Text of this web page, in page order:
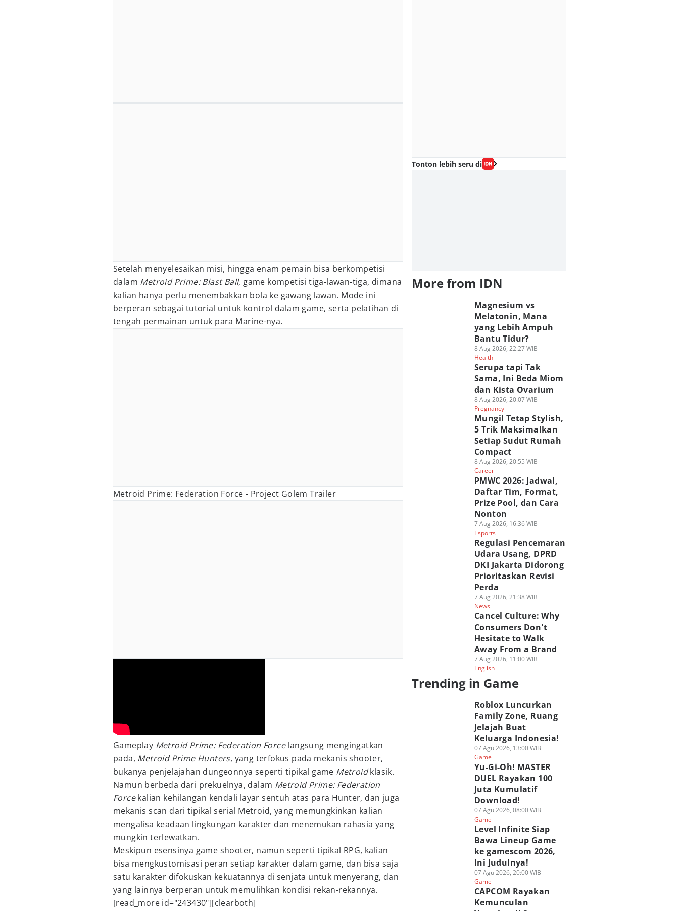
Setelah menyelesaikan misi, hingga enam pemain bisa berkompetisi
dalam Metroid Prime: Blast Ball, game kompetisi tiga-lawan-tiga, dimana
kalian hanya perlu menembakkan bola ke gawang lawan. Mode ini
berperan sebagai tutorial untuk kontrol dalam game, serta pelatihan di
tengah permainan untuk para Marine-nya.
Metroid Prime: Federation Force - Project Golem Trailer
Gameplay Metroid Prime: Federation Forcelangsung mengingatkan
pada, Metroid Prime Hunters, yang terfokus pada mekanis shooter,
bukanya penjelajahan dungeonnya seperti tipikal game Metroidklasik.
Namun berbeda dari prekuelnya, dalam Metroid Prime: Federation
Forcekalian kehilangan kendali layar sentuh atas para Hunter, dan juga
mekanis scan dari tipikal serial Metroid, yang memungkinkan kalian
mengalisa keadaan lingkungan karakter dan menemukan rahasia yang
mungkin terlewatkan.
Meskipun esensinya game shooter, namun seperti tipikal RPG, kalian
bisa mengkustomisasi peran setiap karakter dalam game, dan bisa saja
satu karakter difokuskan kekuatannya di senjata untuk menyerang, dan
yang lainnya berperan untuk memulihkan kondisi rekan-rekannya.
[read_more id="243430"][clearboth]
Tonton lebih seru di
More from IDN
Magnesium vs
Melatonin, Mana
yang Lebih Ampuh
Bantu Tidur?
8 Aug 2026, 22:27 WIB
Health
Serupa tapi Tak
Sama, Ini Beda Miom
dan Kista Ovarium
8 Aug 2026, 20:07 WIB
Pregnancy
Mungil Tetap Stylish,
5 Trik Maksimalkan
Setiap Sudut Rumah
Compact
8 Aug 2026, 20:55 WIB
Career
PMWC 2026: Jadwal,
Daftar Tim, Format,
Prize Pool, dan Cara
Nonton
7 Aug 2026, 16:36 WIB
Esports
Regulasi Pencemaran
Udara Usang, DPRD
DKI Jakarta Didorong
Prioritaskan Revisi
Perda
7 Aug 2026, 21:38 WIB
News
Cancel Culture: Why
Consumers Don't
Hesitate to Walk
Away From a Brand
7 Aug 2026, 11:00 WIB
English
Trending in Game
Roblox Luncurkan
Family Zone, Ruang
Jelajah Buat
Keluarga Indonesia!
07 Agu 2026, 13:00 WIB
Game
Yu-Gi-Oh! MASTER
DUEL Rayakan 100
Juta Kumulatif
Download!
07 Agu 2026, 08:00 WIB
Game
Level Infinite Siap
Bawa Lineup Game
ke gamescom 2026,
Ini Judulnya!
07 Agu 2026, 20:00 WIB
Game
CAPCOM Rayakan
Kemunculan